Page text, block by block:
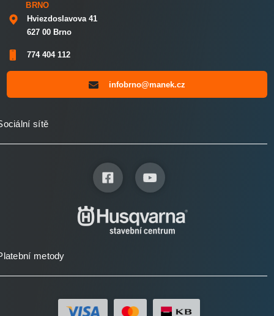
BRNO
Hviezdoslavova 41
627 00 Brno
774 404 112
infobrno@manek.cz
sítě
metody